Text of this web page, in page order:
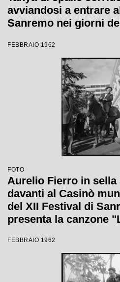
avviandosi a entrare
Sanremo nei giorni
FEBBRAIO 1962
FOTO
Aurelio Fierro in sella
davanti al Casinò
del XII Festival di
presenta la canzone
FEBBRAIO 1962